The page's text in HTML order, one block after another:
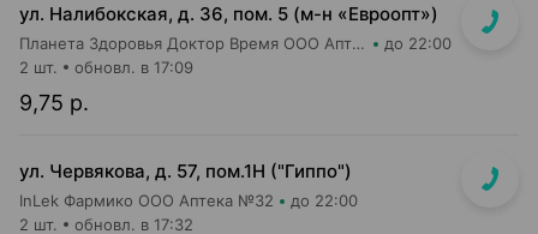
ул. Налибокская, д. 36, пом. 5 (м-н «Евроопт»)
Планета Здоровья Доктор Время ООО Аптека №51 до 22:00
9,75 р.
2 шт. обновл. в 17:09
ул. Червякова, д. 57, пом.1Н ("Гиппо")
InLek Фармико ООО Аптека №32 до 22:00
2 шт. обновл. в 17:32